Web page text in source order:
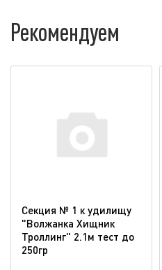
Рекомендуем
Секция № 1 к удилищу
"Волжанка Хищник
Троллинг" 2.1м тест до
250гр